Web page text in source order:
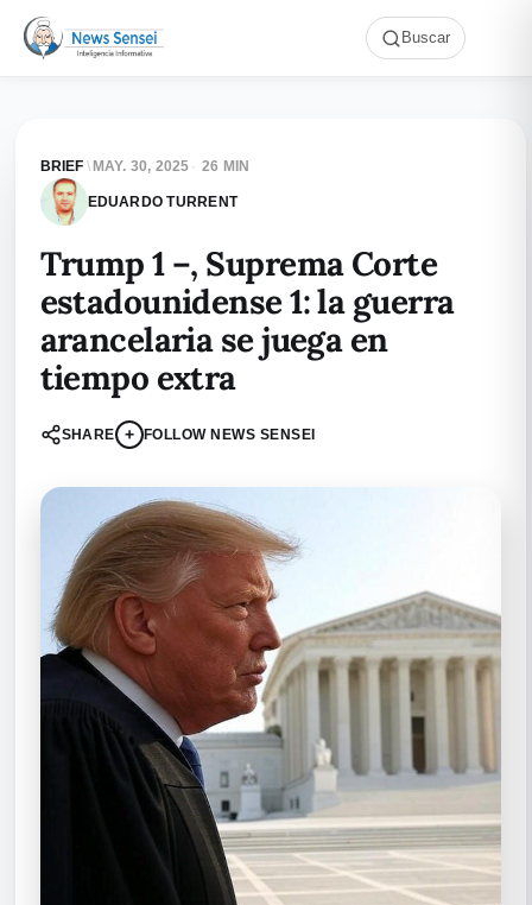
Buscar
BRIEF \ MAY. 30, 2025 · 26 MIN
EDUARDO TURRENT
Trump 1 –, Suprema Corte
estadounidense 1: la guerra
arancelaria se juega en
tiempo extra
SHARE + FOLLOW NEWS SENSEI